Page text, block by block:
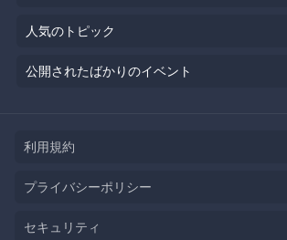
人気のトピック
公開されたばかりのイベント
利用規約
プライバシーポリシー
セキュリティ